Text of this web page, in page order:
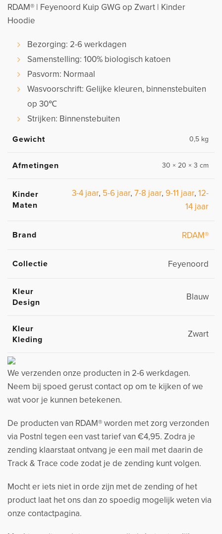
RDAM® | Feyenoord Kuip GWG op Zwart | Kinder
Hoodie
Bezorging: 2-6 werkdagen
Samenstelling: 100% biologisch katoen
Pasvorm: Normaal
Wasvoorschrift: Gelijke kleuren, binnenstebuiten
op 30℃
Strijken: Binnenstebuiten
Gewicht 0,5 kg
Afmetingen 30 × 20 × 3 cm
Kinder
Maten
3-4 jaar, 5-6 jaar, 7-8 jaar, 9-11 jaar, 12-
14 jaar
Brand RDAM®
Collectie Feyenoord
Kleur
Design
Blauw
Kleur
Kleding
Zwart
We verzenden onze producten in 2-6 werkdagen.
Neem bij spoed gerust contact op om te kijken of we
wat voor je kunnen betekenen.
De producten van RDAM® worden met zorg verzonden
via Postnl tegen een vast tarief van €4,95. Zodra je
zending klaarstaat ontvang je een mail met daarin de
Track & Trace code zodat je de zending kunt volgen.
Mocht er iets niet in orde zijn met de zending of het
product laat het ons dan zo spoedig mogelijk weten via
onze contactpagina.